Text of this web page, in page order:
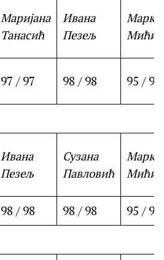
Маријана
Танасић
Ивана
Пезељ
Марко
Мићић
97 / 97 98 / 98 95 / 95
Ивана
Пезељ
Сузана
Павловић
Марко
Мићић
98 / 98 98 / 98 95 / 95